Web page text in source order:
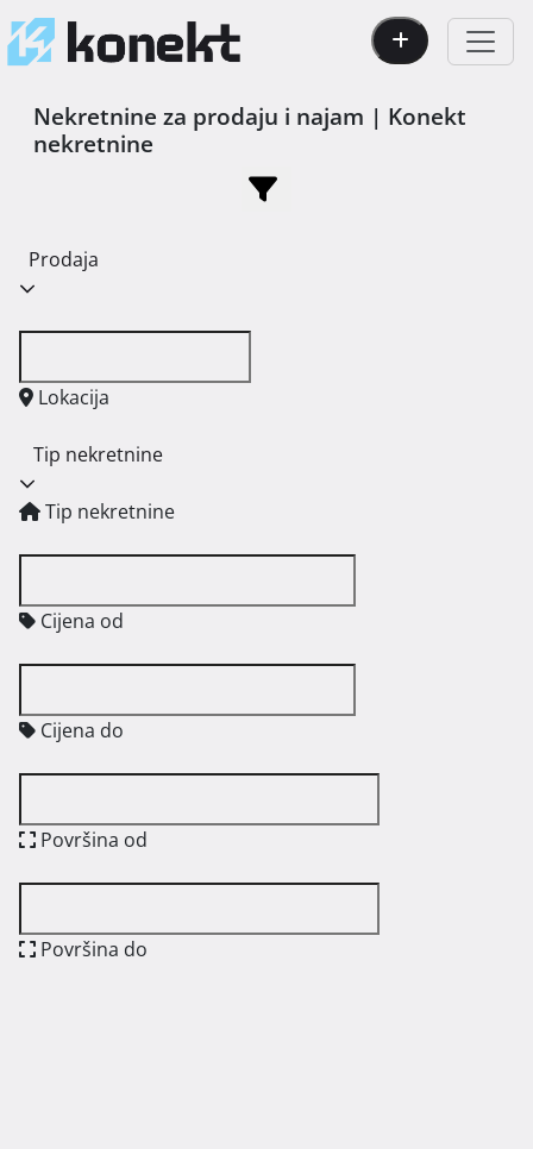
Nekretnine za prodaju i najam | Konekt
nekretnine
Prodaja
Lokacija
Tip nekretnine
Tip nekretnine
Cijena od
Cijena do
Površina od
Površina do